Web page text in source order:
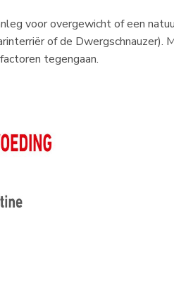
voor overgewicht of een
of de
tegengaan.